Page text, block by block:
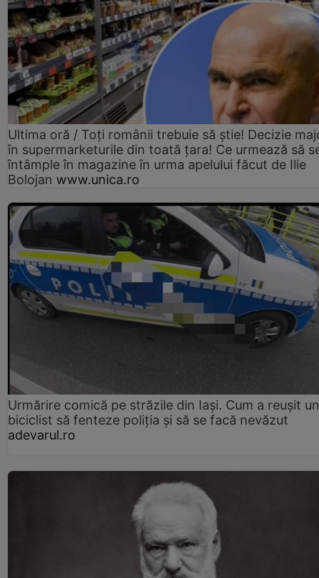
Ultima oră / Toți românii trebuie să știe! Decizie
în supermarketurile din toată țara! Ce urmează să
întâmple în magazine în urma apelului făcut de Ilie
Bolojan www.unica.ro
Urmărire comică pe străzile din Iași. Cum a reușit un
biciclist să fenteze poliția și să se facă nevăzut
adevarul.ro